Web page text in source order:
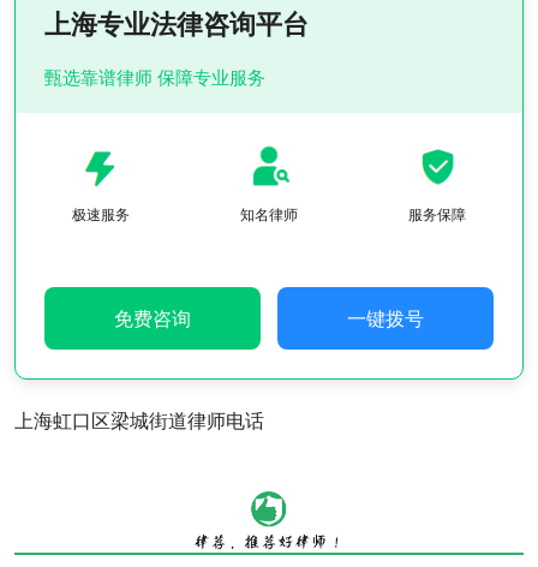
上海专业法律咨询平台
甄选靠谱律师 保障专业服务
极速服务 知名律师 服务保障
免费咨询 一键拨号
上海虹口区梁城街道律师电话